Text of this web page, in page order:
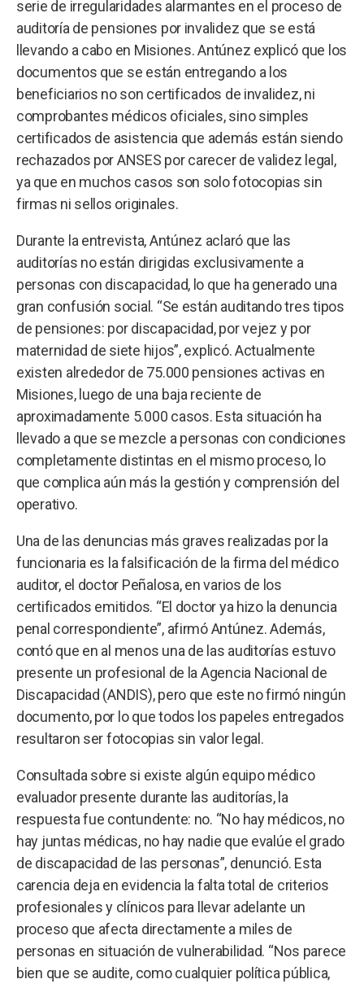
serie de irregularidades alarmantes en el proceso de
auditoría de pensiones por invalidez que se está
llevando a cabo en Misiones. Antúnez explicó que los
documentos que se están entregando a los
beneficiarios no son certificados de invalidez, ni
comprobantes médicos oficiales, sino simples
certificados de asistencia que además están siendo
rechazados por ANSES por carecer de validez legal,
ya que en muchos casos son solo fotocopias sin
firmas ni sellos originales.
Durante la entrevista, Antúnez aclaró que las
auditorías no están dirigidas exclusivamente a
personas con discapacidad, lo que ha generado una
gran confusión social. “Se están auditando tres tipos
de pensiones: por discapacidad, por vejez y por
maternidad de siete hijos”, explicó. Actualmente
existen alrededor de 75.000 pensiones activas en
Misiones, luego de una baja reciente de
aproximadamente 5.000 casos. Esta situación ha
llevado a que se mezcle a personas con condiciones
completamente distintas en el mismo proceso, lo
que complica aún más la gestión y comprensión del
operativo.
Una de las denuncias más graves realizadas por la
funcionaria es la falsificación de la firma del médico
auditor, el doctor Peñalosa, en varios de los
certificados emitidos. “El doctor ya hizo la denuncia
penal correspondiente”, afirmó Antúnez. Además,
contó que en al menos una de las auditorías estuvo
presente un profesional de la Agencia Nacional de
Discapacidad (ANDIS), pero que este no firmó ningún
documento, por lo que todos los papeles entregados
resultaron ser fotocopias sin valor legal.
Consultada sobre si existe algún equipo médico
evaluador presente durante las auditorías, la
respuesta fue contundente: no. “No hay médicos, no
hay juntas médicas, no hay nadie que evalúe el grado
de discapacidad de las personas”, denunció. Esta
carencia deja en evidencia la falta total de criterios
profesionales y clínicos para llevar adelante un
proceso que afecta directamente a miles de
personas en situación de vulnerabilidad. “Nos parece
bien que se audite, como cualquier política pública,